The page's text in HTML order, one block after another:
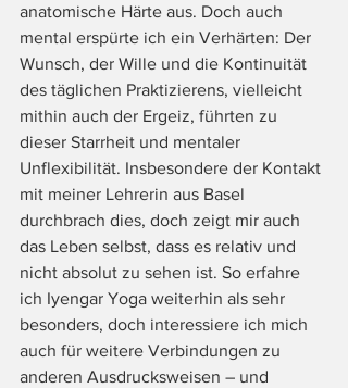
anatomische Härte aus. Doch auch
mental erspürte ich ein Verhärten: Der
Wunsch, der Wille und die Kontinuität
des täglichen Praktizierens, vielleicht
mithin auch der Ergeiz, führten zu
dieser Starrheit und mentaler
Unflexibilität. Insbesondere der Kontakt
mit meiner Lehrerin aus Basel
durchbrach dies, doch zeigt mir auch
das Leben selbst, dass es relativ und
nicht absolut zu sehen ist. So erfahre
ich Iyengar Yoga weiterhin als sehr
besonders, doch interessiere ich mich
auch für weitere Verbindungen zu
anderen Ausdrucksweisen – und